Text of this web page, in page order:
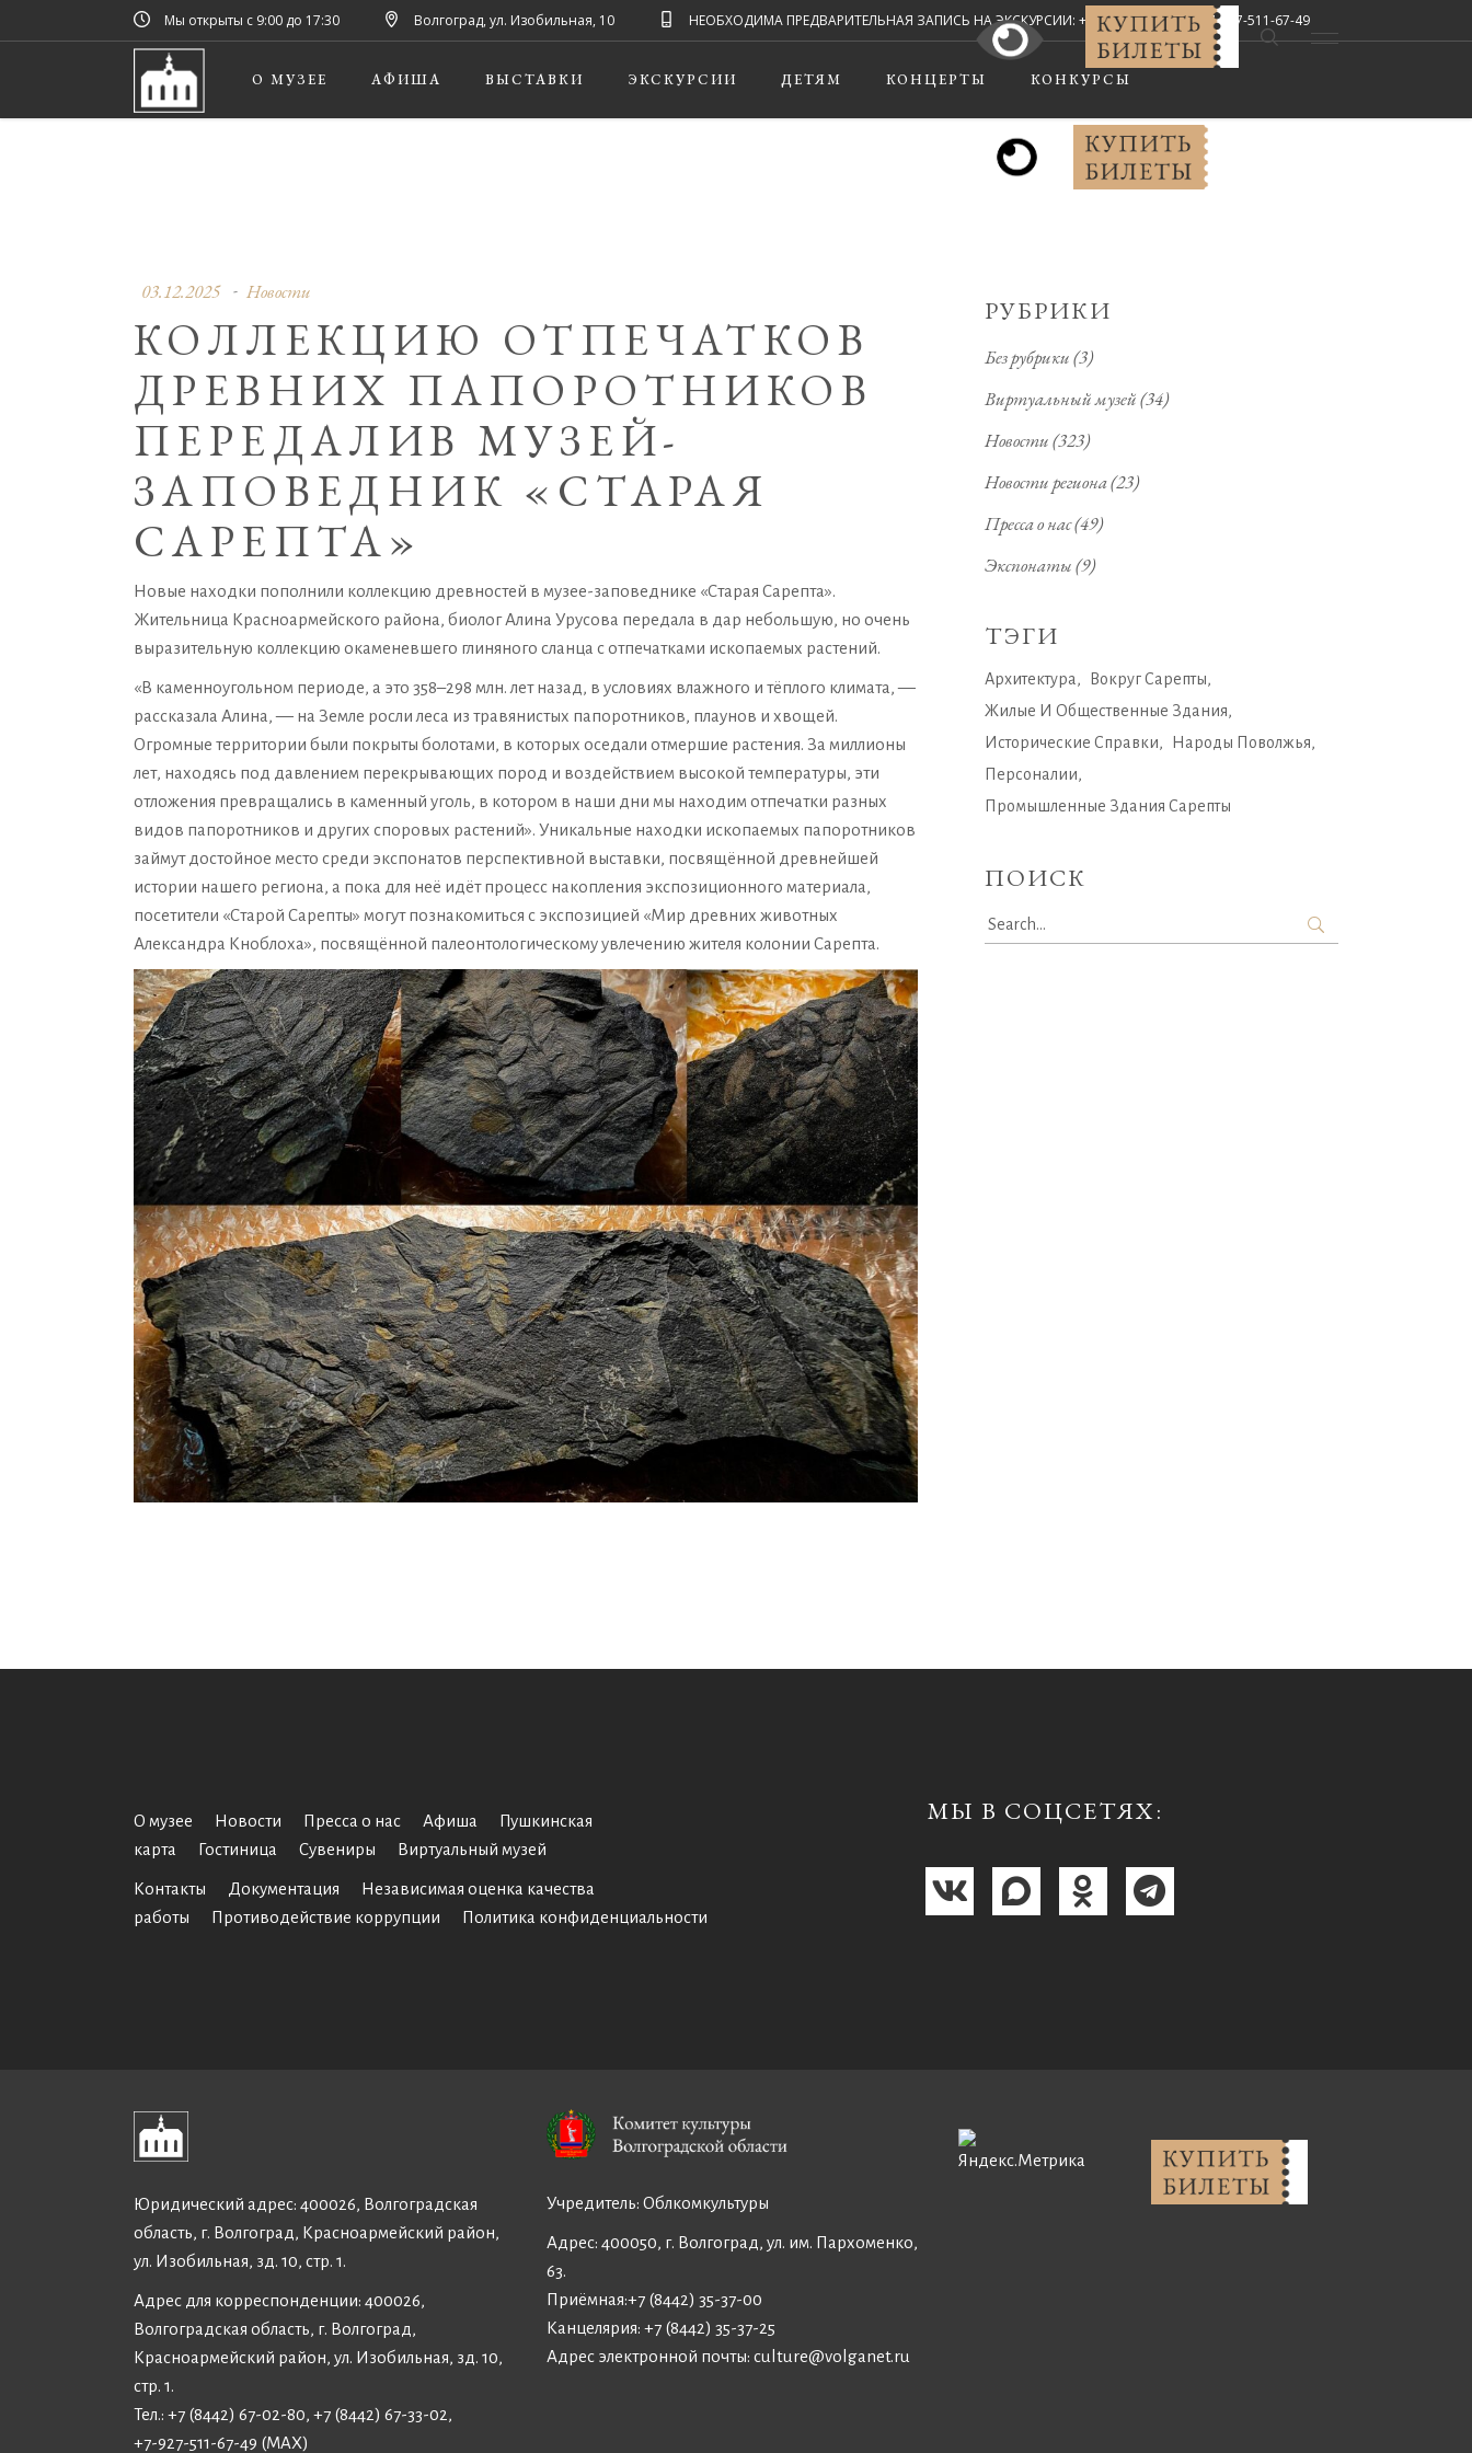
Мы открыты с 9:00 до 17:30 Волгоград, ул. Изобильная, 10 НЕОБХОДИМА ПРЕДВАРИТЕЛЬНАЯ ЗАПИСЬ НА ЭКСКУРСИИ: +7 (8442) 67-33-02, +7-927-511-67-49
Мы в соцсетях:
О МУЗЕЕ
АФИША ВЫСТАВКИ ЭКСКУРСИИ ДЕТЯМ КОНЦЕРТЫ КОНКУРСЫ
03.12.2025 Новости
КОЛЛЕКЦИЮ ОТПЕЧАТКОВ
ДРЕВНИХ ПАПОРОТНИКОВ
ПЕРЕДАЛИВ МУЗЕЙ-
ЗАПОВЕДНИК «СТАРАЯ
САРЕПТА»
Новые находки пополнили коллекцию древностей в музее-заповеднике «Старая Сарепта».
Жительница Красноармейского района, биолог Алина Урусова передала в дар небольшую, но очень
выразительную коллекцию окаменевшего глиняного сланца с отпечатками ископаемых растений.
«В каменноугольном периоде, а это 358–298 млн. лет назад, в условиях влажного и тёплого климата, —
рассказала Алина, — на Земле росли леса из травянистых папоротников, плаунов и хвощей.
Огромные территории были покрыты болотами, в которых оседали отмершие растения. За миллионы
лет, находясь под давлением перекрывающих пород и воздействием высокой температуры, эти
отложения превращались в каменный уголь, в котором в наши дни мы находим отпечатки разных
видов папоротников и других споровых растений». Уникальные находки ископаемых папоротников
займут достойное место среди экспонатов перспективной выставки, посвящённой древнейшей
истории нашего региона, а пока для неё идёт процесс накопления экспозиционного материала,
посетители «Старой Сарепты» могут познакомиться с экспозицией «Мир древних животных
Александра Кноблоха», посвящённой палеонтологическому увлечению жителя колонии Сарепта.
РУБРИКИ
Без рубрики(3)
Виртуальный музей(34)
Новости(323)
Новости региона(23)
Пресса о нас(49)
Экспонаты(9)
ТЭГИ
Архитектура
Вокруг Сарепты
Жилые И Общественные Здания
Исторические Справки
Народы Поволжья
Персоналии
Промышленные Здания Сарепты
ПОИСК
Search
for:
О музее Новости Пресса о нас Афиша
Пушкинская
карта
Гостиница Сувениры Виртуальный музей
Контакты Документация
Независимая оценка качества
работы
Противодействие коррупции Политика конфиденциальности
МЫ В СОЦСЕТЯХ:
Юридический адрес: 400026, Волгоградская
область, г. Волгоград, Красноармейский район,
ул. Изобильная, зд. 10, стр. 1.
Адрес для корреспонденции: 400026,
Волгоградская область, г. Волгоград,
Красноармейский район, ул. Изобильная, зд. 10,
стр. 1.
Тел.: +7 (8442) 67-02-80, +7 (8442) 67-33-02,
+7-927-511-67-49 (MAX)
Учредитель: Облкомкультуры
Адрес: 400050, г. Волгоград, ул. им. Пархоменко,
63.
Приёмная:+7 (8442) 35-37-00
Канцелярия: +7 (8442) 35-37-25
Адрес электронной почты: culture@volganet.ru